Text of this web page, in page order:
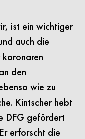
ist ein wichtiger
auch die
den
wie zu
Kintscher hebt
DFG gefördert
erforscht die